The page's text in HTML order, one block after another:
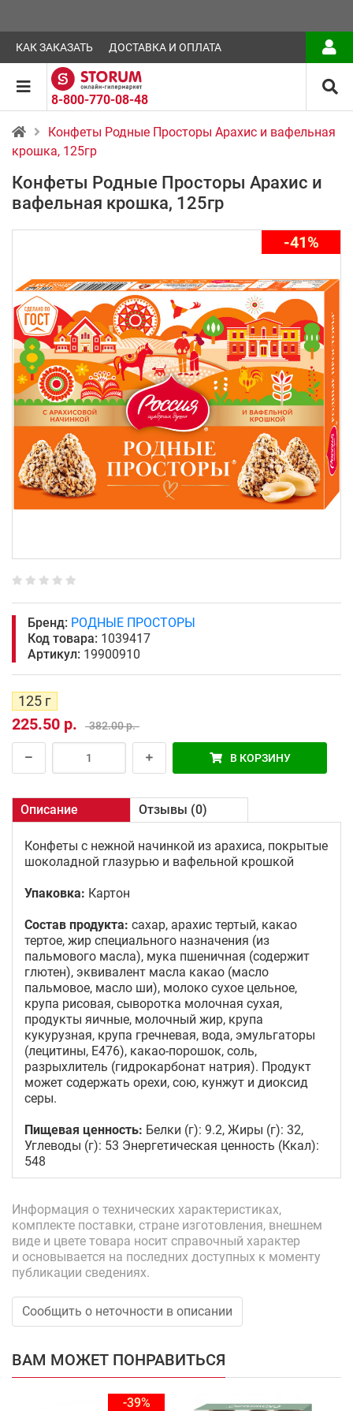
КАК ЗАКАЗАТЬ ДОСТАВКА И ОПЛАТА
8-800-770-08-48
Конфеты Родные Просторы Арахис и вафельная
крошка, 125гр
Конфеты Родные Просторы Арахис и
вафельная крошка, 125гр
-41%
Бренд: РОДНЫЕ ПРОСТОРЫ
Код товара: 1039417
Артикул: 19900910
125 г
225.50 р. 382.00 р.
В КОРЗИНУ
Описание Отзывы (0)
Конфеты с нежной начинкой из арахиса, покрытые
шоколадной глазурью и вафельной крошкой
Упаковка: Картон
Состав продукта: сахар, арахис тертый, какао
тертое, жир специального назначения (из
пальмового масла), мука пшеничная (содержит
глютен), эквивалент масла какао (масло
пальмовое, масло ши), молоко сухое цельное,
крупа рисовая, сыворотка молочная сухая,
продукты яичные, молочный жир, крупа
кукурузная, крупа гречневая, вода, эмульгаторы
(лецитины, Е476), какао-порошок, соль,
разрыхлитель (гидрокарбонат натрия). Продукт
может содержать орехи, сою, кунжут и диоксид
серы.
Пищевая ценность: Белки (г): 9.2, Жиры (г): 32,
Углеводы (г): 53 Энергетическая ценность (Ккал):
548
Информация о технических характеристиках,
комплекте поставки, стране изготовления, внешнем
виде и цвете товара носит справочный характер
и основывается на последних доступных к моменту
публикации сведениях.
Сообщить о неточности в описании
ВАМ МОЖЕТ ПОНРАВИТЬСЯ
-39%